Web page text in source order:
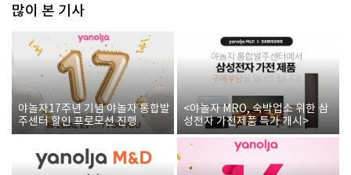
많이 본 기사
야놀자17주년 기념 야놀자 통합발
주센터 할인 프로모션 진행
<야놀자 MRO, 숙박업소 위한 삼
성전자 가전제품 특가 개시>